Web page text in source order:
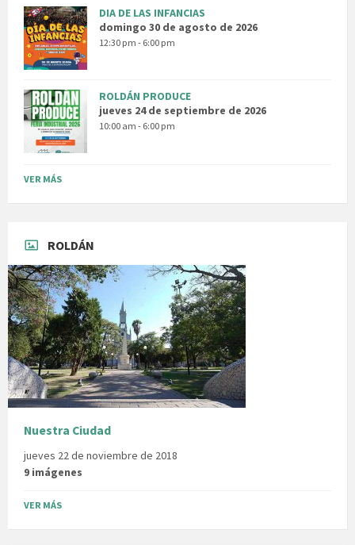
DIA DE LAS INFANCIAS
domingo 30 de agosto de 2026
12:30 pm - 6:00 pm
ROLDÁN PRODUCE
jueves 24 de septiembre de 2026
10:00 am - 6:00 pm
VER MÁS
ROLDÁN
Nuestra Ciudad
jueves 22 de noviembre de 2018
9 imágenes
VER MÁS